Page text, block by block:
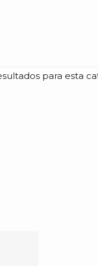
para esta